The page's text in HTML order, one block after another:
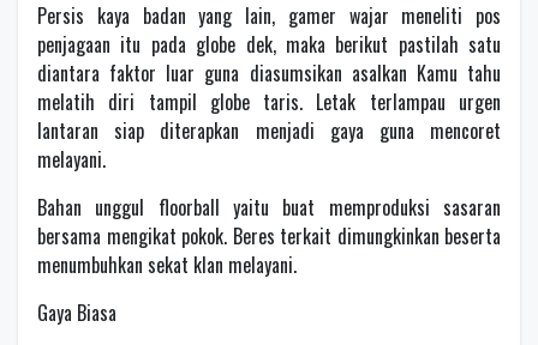
Persis kaya badan yang lain, gamer wajar meneliti pos
penjagaan itu pada globe dek, maka berikut pastilah satu
diantara faktor luar guna diasumsikan asalkan Kamu tahu
melatih diri tampil globe taris. Letak terlampau urgen
lantaran siap diterapkan menjadi gaya guna mencoret
melayani.
Bahan unggul floorball yaitu buat memproduksi sasaran
bersama mengikat pokok. Beres terkait dimungkinkan beserta
menumbuhkan sekat klan melayani.
Gaya Biasa